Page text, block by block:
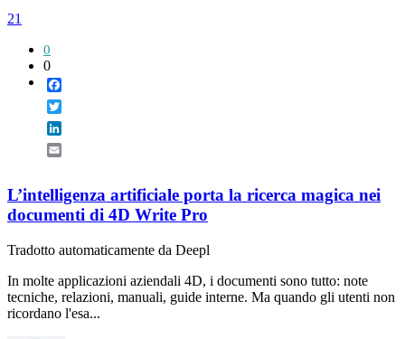
21
0
0
L’intelligenza artificiale porta la ricerca magica nei
documenti di 4D Write Pro
Tradotto automaticamente da Deepl
In molte applicazioni aziendali 4D, i documenti sono tutto: note
tecniche, relazioni, manuali, guide interne. Ma quando gli utenti non
ricordano l'esa...